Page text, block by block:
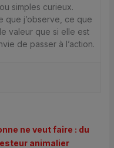
simples curieux.
que j’observe, ce que
valeur que si elle est
de passer à l’action.
ne veut faire : du
animalier